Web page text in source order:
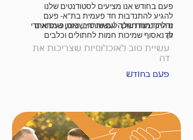
פעם בחודש אנו מציעים לסטודנטים שלנו
להגיע להתנדבות חד פעמית בת"א- פעם
נדליק נרות חנוכה עם שורדי שואה, פעם אחרי
זה נאסוף שמיכות חמות לחתולים וכלבים
בעמותות אימוץ, ובהמשך ננקה חופי ים
מפסולת!
זו ההזדמנות שלך לעשות טוב, בזמן שמתאים
לך
עשיית טוב לאוכלוסיות שצריכות את
זה
פעם בחודש